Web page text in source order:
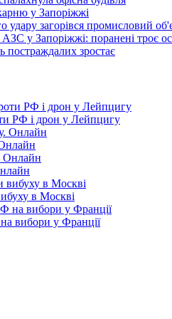
у Запоріжжі
удару загорівся промисловий
у Запоріжжі: поранені троє
постраждалих зростає
РФ і дрон у Лейпцигу
в Москві
вибори у Франції